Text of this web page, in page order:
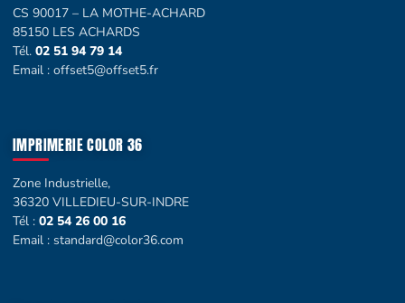
CS 90017 – LA MOTHE-ACHARD
85150 LES ACHARDS
Tél. 02 51 94 79 14
Email : offset5@offset5.fr
IMPRIMERIE COLOR 36
Zone Industrielle,
36320 VILLEDIEU-SUR-INDRE
Tél : 02 54 26 00 16
Email : standard@color36.com